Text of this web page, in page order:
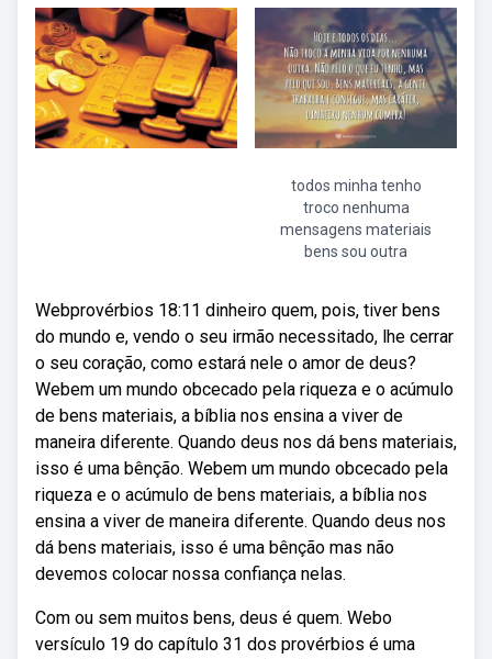
todos minha tenho
troco nenhuma
mensagens materiais
bens sou outra
Webprovérbios 18:11 dinheiro quem, pois, tiver bens
do mundo e, vendo o seu irmão necessitado, lhe cerrar
o seu coração, como estará nele o amor de deus?
Webem um mundo obcecado pela riqueza e o acúmulo
de bens materiais, a bíblia nos ensina a viver de
maneira diferente. Quando deus nos dá bens materiais,
isso é uma bênção. Webem um mundo obcecado pela
riqueza e o acúmulo de bens materiais, a bíblia nos
ensina a viver de maneira diferente. Quando deus nos
dá bens materiais, isso é uma bênção mas não
devemos colocar nossa confiança nelas.
Com ou sem muitos bens, deus é quem. Webo
versículo 19 do capítulo 31 dos provérbios é uma